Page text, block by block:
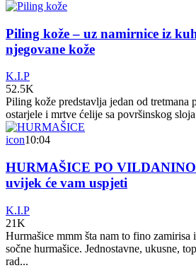
Piling kože – uz namirnice iz
njegovane kože
K.I.P
52.5K
Piling kože predstavlja jedan od tretmana
ostarjele i mrtve ćelije sa površinskog
icon10:04
HURMAŠICE PO
uvijek će vam uspjeti
K.I.P
21K
Hurmašice mmm šta nam to fino
sočne hurmašice. Jednostavne, ukusne,
rad...